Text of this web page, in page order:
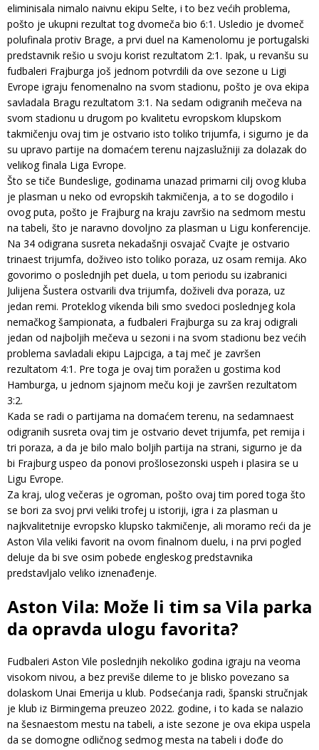
eliminisala nimalo naivnu ekipu Selte, i to bez većih problema,
pošto je ukupni rezultat tog dvomeča bio 6:1. Usledio je dvomeč
polufinala protiv Brage, a prvi duel na Kamenolomu je portugalski
predstavnik rešio u svoju korist rezultatom 2:1. Ipak, u revanšu su
fudbaleri Frajburga još jednom potvrdili da ove sezone u Ligi
Evrope igraju fenomenalno na svom stadionu, pošto je ova ekipa
savladala Bragu rezultatom 3:1. Na sedam odigranih mečeva na
svom stadionu u drugom po kvalitetu evropskom klupskom
takmičenju ovaj tim je ostvario isto toliko trijumfa, i sigurno je da
su upravo partije na domaćem terenu najzaslužniji za dolazak do
velikog finala Liga Evrope.
Što se tiče Bundeslige, godinama unazad primarni cilj ovog kluba
je plasman u neko od evropskih takmičenja, a to se dogodilo i
ovog puta, pošto je Frajburg na kraju završio na sedmom mestu
na tabeli, što je naravno dovoljno za plasman u Ligu konferencije.
Na 34 odigrana susreta nekadašnji osvajač Cvajte je ostvario
trinaest trijumfa, doživeo isto toliko poraza, uz osam remija. Ako
govorimo o poslednjih pet duela, u tom periodu su izabranici
Julijena Šustera ostvarili dva trijumfa, doživeli dva poraza, uz
jedan remi. Proteklog vikenda bili smo svedoci poslednjeg kola
nemačkog šampionata, a fudbaleri Frajburga su za kraj odigrali
jedan od najboljih mečeva u sezoni i na svom stadionu bez većih
problema savladali ekipu Lajpciga, a taj meč je završen
rezultatom 4:1. Pre toga je ovaj tim poražen u gostima kod
Hamburga, u jednom sjajnom meču koji je završen rezultatom
3:2.
Kada se radi o partijama na domaćem terenu, na sedamnaest
odigranih susreta ovaj tim je ostvario devet trijumfa, pet remija i
tri poraza, a da je bilo malo boljih partija na strani, sigurno je da
bi Frajburg uspeo da ponovi prošlosezonski uspeh i plasira se u
Ligu Evrope.
Za kraj, ulog večeras je ogroman, pošto ovaj tim pored toga što
se bori za svoj prvi veliki trofej u istoriji, igra i za plasman u
najkvalitetnije evropsko klupsko takmičenje, ali moramo reći da je
Aston Vila veliki favorit na ovom finalnom duelu, i na prvi pogled
deluje da bi sve osim pobede engleskog predstavnika
predstavljalo veliko iznenađenje.
Aston Vila: Može li tim sa Vila parka
da opravda ulogu favorita?
Fudbaleri Aston Vile poslednjih nekoliko godina igraju na veoma
visokom nivou, a bez previše dileme to je blisko povezano sa
dolaskom Unai Emerija u klub. Podsećanja radi, španski stručnjak
je klub iz Birmingema preuzeo 2022. godine, i to kada se nalazio
na šesnaestom mestu na tabeli, a iste sezone je ova ekipa uspela
da se domogne odličnog sedmog mesta na tabeli i dođe do